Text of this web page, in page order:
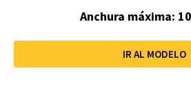
Anchura máxima:
IR AL MODELO